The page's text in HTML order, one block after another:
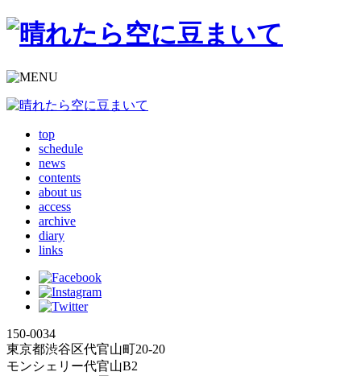
top
schedule
news
contents
about us
access
archive
diary
links
150-0034
東京都渋谷区代官山町20-20
モンシェリー代官山B2